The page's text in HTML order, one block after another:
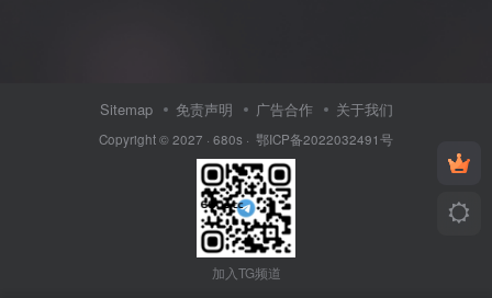
Sitemap 免责声明 广告合作 关于我们
Copyright © 2027 · 680s · 鄂ICP备2022032491号
加入TG频道